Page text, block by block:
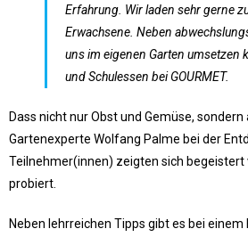
Erfahrung. Wir laden sehr gerne
Erwachsene. Neben
uns im eigenen Garten umsetzen
und Schulessen bei GOURMET.
Dass nicht nur Obst und Gemüse,
Gartenexperte Wolfang Palme bei der
Teilnehmer(innen) zeigten sich
probiert.
Neben lehrreichen Tipps gibt es bei